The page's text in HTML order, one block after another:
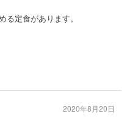
る定食があります。
2020年8月20日